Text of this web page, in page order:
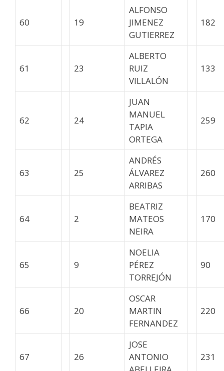
60 19
ALFONSO
JIMENEZ
GUTIERREZ
182
61 23
ALBERTO
RUIZ
VILLALÓN
133
62 24
JUAN
MANUEL
TAPIA
ORTEGA
259
63 25
ANDRÉS
ÁLVAREZ
ARRIBAS
260
64 2
BEATRIZ
MATEOS
NEIRA
170
65 9
NOELIA
PÉREZ
TORREJÓN
90
66 20
OSCAR
MARTIN
FERNANDEZ
220
67 26
JOSE
ANTONIO
231